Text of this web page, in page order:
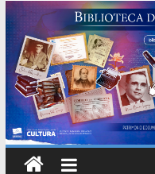
Modesta Bor Sánchez
Gaceta Oficial de la
Caracas 09 de marzo de
Catálogo temático de